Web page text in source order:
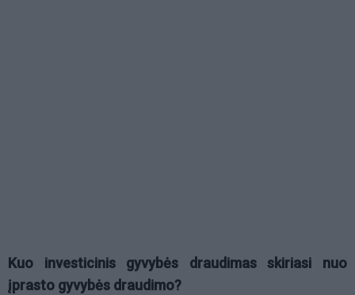
Kuo investicinis gyvybės draudimas skiriasi nuo
įprasto gyvybės draudimo?